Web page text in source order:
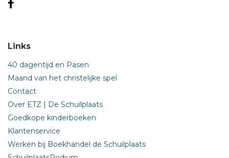
Links
40 dagentijd en Pasen
Maand van het christelijke spel
Contact
Over ETZ | De Schuilplaats
Goedkope kinderboeken
Klantenservice
Werken bij Boekhandel de Schuilplaats